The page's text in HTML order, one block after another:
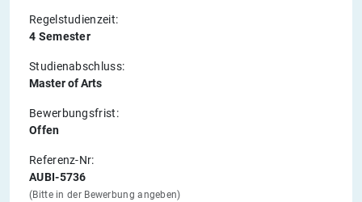
Regelstudienzeit:
4 Semester
Studienabschluss:
Master of Arts
Bewerbungsfrist:
Offen
Referenz-Nr:
AUBI-5736
(Bitte in der Bewerbung angeben)